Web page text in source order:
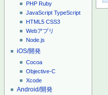
PHP Ruby
JavaScript TypeScript
HTML5 CSS3
Webアプリ
Node.js
iOS/開発
Cocoa
Objective-C
Xcode
Android/開発